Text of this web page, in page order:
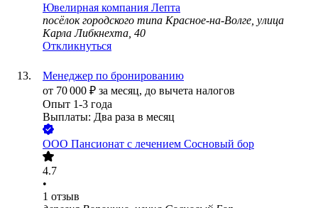
Ювелирная компания Лепта
посёлок городского типа Красное-на-Волге, улица
Карла Либкнехта, 40
Откликнуться
Менеджер по бронированию
от 70 000 ₽ за месяц, до вычета налогов
Опыт 1-3 года
Выплаты: Два раза в месяц
ООО Пансионат с лечением Сосновый бор
4.7
•
1 отзыв